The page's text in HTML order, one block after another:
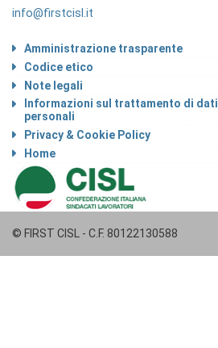
info@firstcisl.it
Amministrazione trasparente
Codice etico
Note legali
Informazioni sul trattamento di dati
personali
Privacy & Cookie Policy
Home
© FIRST CISL - C.F. 80122130588